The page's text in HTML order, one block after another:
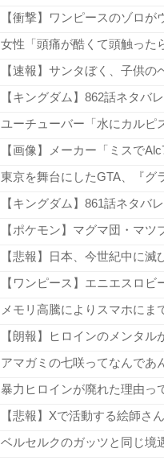
【衝撃】ワンピースのゾロ
女性「頭痛が酷くて頭触った
【速報】サンタぼく、子供
【キングダム】862話ネタバ
ユーチューバー「水にカルピ
【画像】メーカー「ミスで
東京を舞台にしたGTA、『グ
【キングダム】861話ネタバ
【ポケモン】マグマ団・マ
【悲報】日本、今世紀中に
【ワンピース】エニエスロ
メモリ高騰によりスマホに
【朗報】ヒロインのメンタ
アマガミの七咲ってなんであ
暴力ヒロインが廃れた理由っ
【悲報】Xで活動する絵師さ
ベルセルクのガッツと同じ境